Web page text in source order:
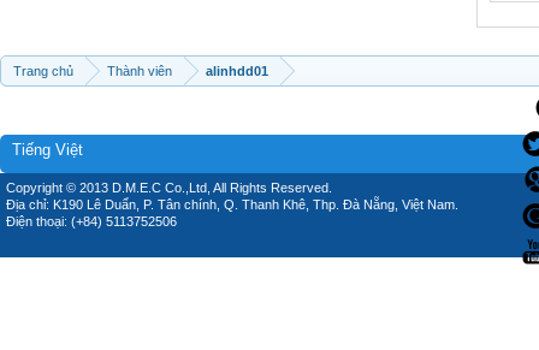
Trang chủ Thành viên alinhdd01
Tiếng Việt
Copyright © 2013 D.M.E.C Co.,Ltd, All Rights Reserved.
Địa chỉ: K190 Lê Duẩn, P. Tân chính, Q. Thanh Khê, Thp. Đà Nẵng, Việt Nam.
Điện thoại: (+84) 5113752506